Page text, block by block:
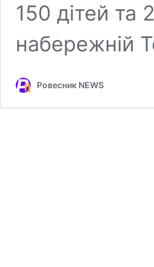
150 дітей та
набережній
Ровесник NEWS